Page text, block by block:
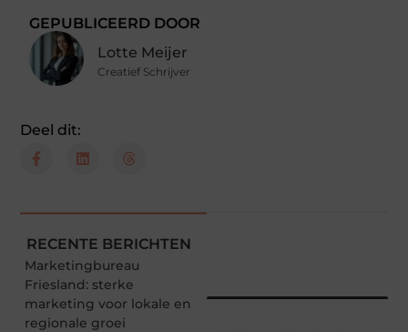
GEPUBLICEERD DOOR
Lotte Meijer
Creatief Schrijver
Deel dit:
RECENTE BERICHTEN
Marketingbureau
Friesland: sterke
marketing voor lokale en
regionale groei